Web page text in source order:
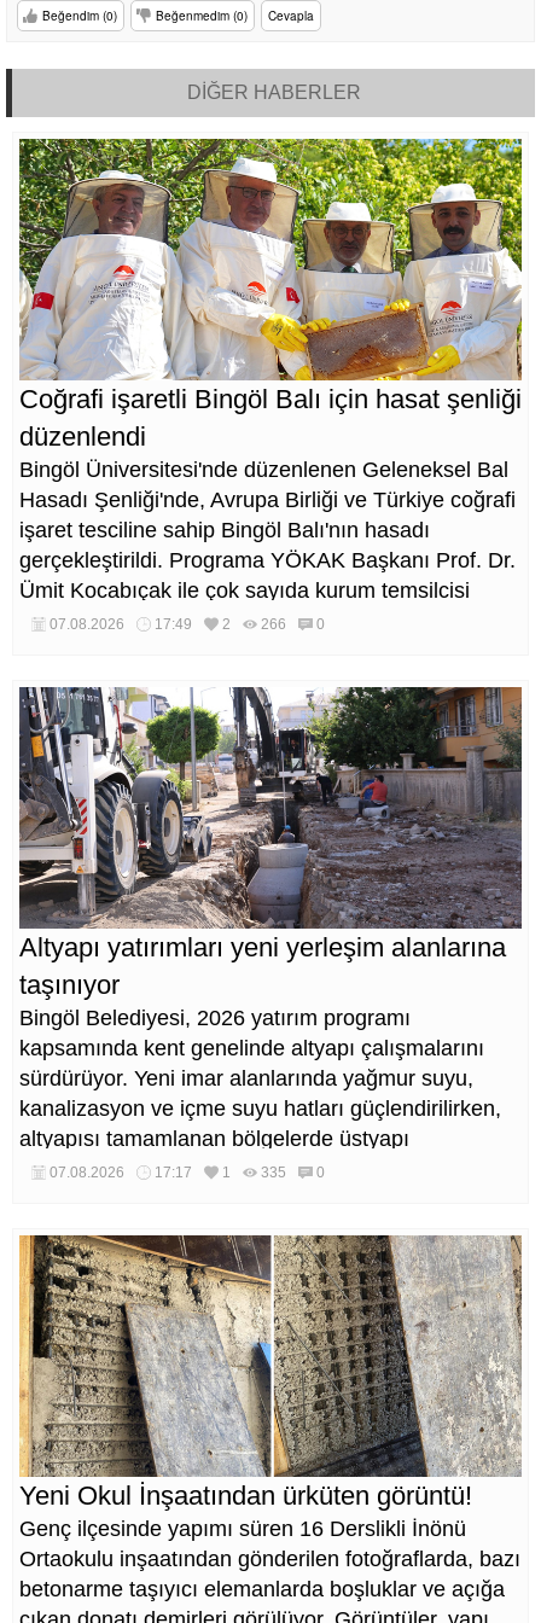
Beğendim (0) Beğenmedim (0) Cevapla
DİĞER HABERLER
Coğrafi işaretli Bingöl Balı için hasat şenliği
düzenlendi
Bingöl Üniversitesi'nde düzenlenen Geleneksel Bal
Hasadı Şenliği'nde, Avrupa Birliği ve Türkiye coğrafi
işaret tesciline sahip Bingöl Balı'nın hasadı
gerçekleştirildi. Programa YÖKAK Başkanı Prof. Dr.
Ümit Kocabıçak ile çok sayıda kurum temsilcisi
katıldı.
07.08.2026 17:49 2 266 0
Altyapı yatırımları yeni yerleşim alanlarına
taşınıyor
Bingöl Belediyesi, 2026 yatırım programı
kapsamında kent genelinde altyapı çalışmalarını
sürdürüyor. Yeni imar alanlarında yağmur suyu,
kanalizasyon ve içme suyu hatları güçlendirilirken,
altyapısı tamamlanan bölgelerde üstyapı
düzenlemeleri de eş zamanlı yürütülüyor.
07.08.2026 17:17 1 335 0
Yeni Okul İnşaatından ürküten görüntü!
Genç ilçesinde yapımı süren 16 Derslikli İnönü
Ortaokulu inşaatından gönderilen fotoğraflarda, bazı
betonarme taşıyıcı elemanlarda boşluklar ve açığa